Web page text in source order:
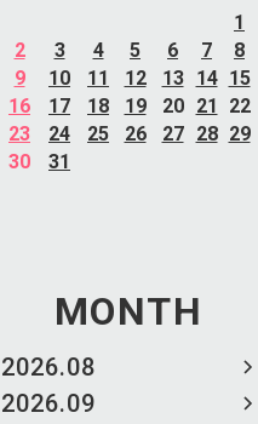
1
2
3 4 5 6 7
8
9
10 11 12 13 14 15
16
17 18 19 20 21
22
23
24 25 26 27 28 29
30
31
MONTH
2026.08
2026.09